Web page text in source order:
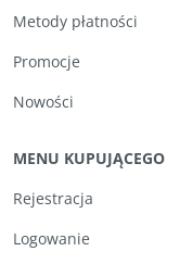
Metody płatności
Promocje
Nowości
MENU KUPUJĄCEGO
Rejestracja
Logowanie